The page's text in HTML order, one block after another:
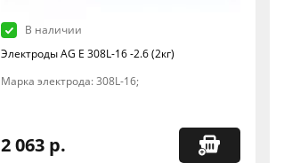
В наличии
Электроды AG E 308L-16 -2.6 (2кг)
Марка электрода: 308L-16;
2 063 р.